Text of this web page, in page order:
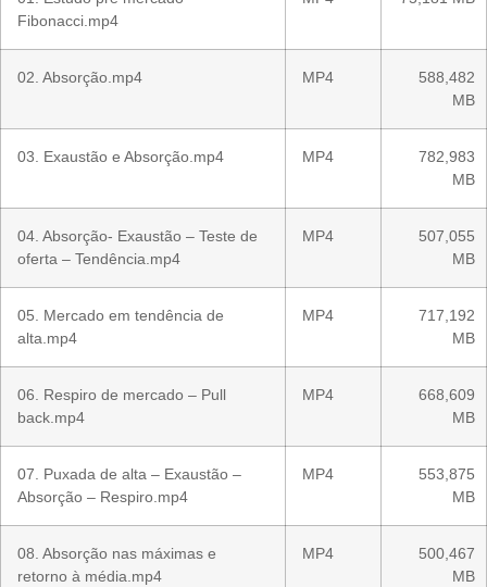
Fibonacci.mp4
02. Absorção.mp4 MP4
588,482
MB
03. Exaustão e Absorção.mp4 MP4
782,983
MB
04. Absorção- Exaustão – Teste de
oferta – Tendência.mp4
MP4
507,055
MB
05. Mercado em tendência de
alta.mp4
MP4
717,192
MB
06. Respiro de mercado – Pull
back.mp4
MP4
668,609
MB
07. Puxada de alta – Exaustão –
Absorção – Respiro.mp4
MP4
553,875
MB
08. Absorção nas máximas e
retorno à média.mp4
MP4
500,467
MB